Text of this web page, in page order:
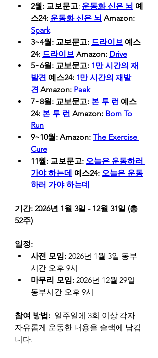
2월: 교보문고: 운동화 신은 뇌 예
스24: 운동화 신은 뇌
Spark
3~4월: 교보문고: 드라이브 예스
24: 드라이브 Amazon: Drive
5~6월: 교보문고: 1만 시간의 재
발견 예스24: 1만 시간의 재발
견 Amazon: Peak
7~8월: 교보문고: 본 투 런 예스
24: 본 투 런 Amazon: Born To
Run
9~10월: Amazon: The Exercise
Cure
11월: 교보문고: 오늘은 운동하러
가야 하는데 예스24: 오늘은 운동
하러 가야 하는데
기간: 2026년 1월 3일 - 12월 31일 (총
52주)
일정:
사전 모임: 2026년 1월 3일 동부
시간 오후 9시
마무리 모임: 2026년 12월 29일
동부시간 오후 9시
참여 방법: 일주일에 3회 이상 각자
자유롭게 운동한 내용을 슬랙에 남깁
니다.